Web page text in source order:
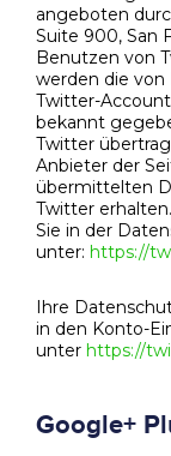
angeboten
Suite 900, San
Benutzen von
werden die
Twitter-
bekannt
Twitter
Anbieter der
übermittelten
Twitter
Sie in der
unter: https://
Ihre
in den Konto-
unter https://
Google+